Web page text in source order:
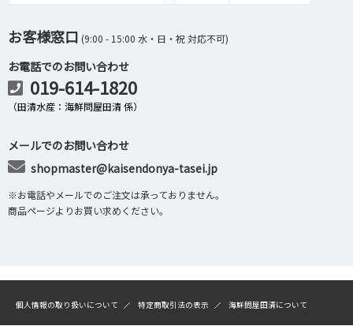
お客様窓口 (9:00 - 15:00 水・日・祝 対応不可)
お電話でのお問い合わせ
019-614-1820
（田清水産：海鮮問屋田清 係）
メールでのお問い合わせ
shopmaster@kaisendonya-tasei.jp
※お電話やメールでのご注文は承っておりません。
商品ページよりお買い求めください。
個人情報の取り扱いについて 特定商取引法の表示 海鮮問屋田清について